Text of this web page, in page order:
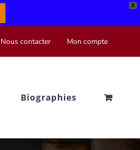
X
Nous contacter Mon compte
Biographies